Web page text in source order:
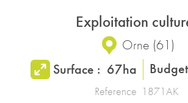
Exploitation
Orne (61 )
Surface : 67ha
Reference 1871AK